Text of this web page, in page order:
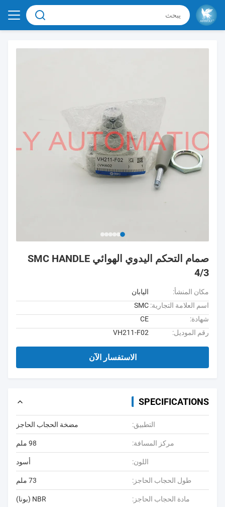
صمام التحكم اليدوي الهوائي SMC HANDLE
4/3
مكان المنشأ:
اليابان
اسم العلامة التجارية: SMC
شهادة:
CE
رقم الموديل:
VH211-F02
الاستفسار الآن
SPECIFICATIONS
التطبيق: مضخة الحجاب الحاجز
مركز المسافة: 98 ملم
اللون: أسود
طول الحجاب الحاجز: 73 ملم
مادة الحجاب الحاجز: NBR (بونا)